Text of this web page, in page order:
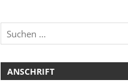
ANSCHRIFT